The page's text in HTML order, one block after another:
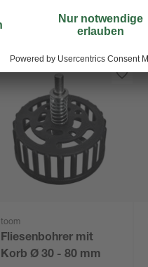
toom
Fliesenbohrer mit
Korb Ø 30 - 80 mm